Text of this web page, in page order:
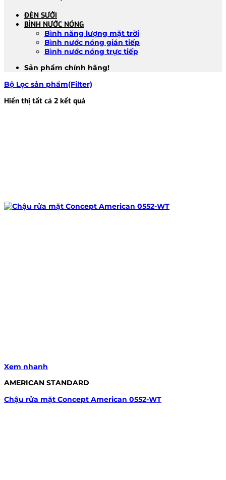
ĐÈN SƯỞI
BÌNH NƯỚC NÓNG
Bình năng lượng mặt trời
Bình nước nóng gián tiếp
Bình nước nóng trực tiếp
Sản phẩm chính hãng!
Bộ Lọc sản phẩm(Filter)
Hiển thị tất cả 2 kết quả
Xem nhanh
AMERICAN STANDARD
Chậu rửa mặt Concept American 0552-WT